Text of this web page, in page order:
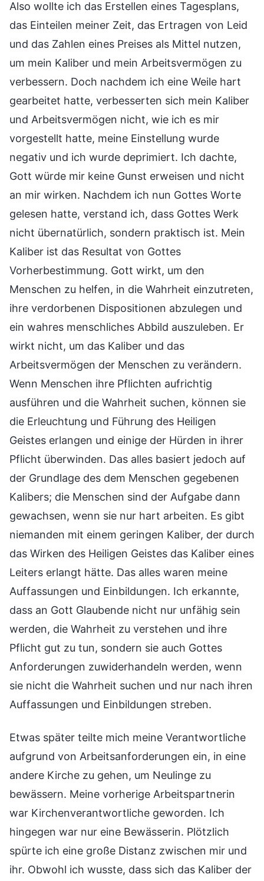
Also wollte ich das Erstellen eines Tagesplans,
das Einteilen meiner Zeit, das Ertragen von Leid
und das Zahlen eines Preises als Mittel nutzen,
um mein Kaliber und mein Arbeitsvermögen zu
verbessern. Doch nachdem ich eine Weile hart
gearbeitet hatte, verbesserten sich mein Kaliber
und Arbeitsvermögen nicht, wie ich es mir
vorgestellt hatte, meine Einstellung wurde
negativ und ich wurde deprimiert. Ich dachte,
Gott würde mir keine Gunst erweisen und nicht
an mir wirken. Nachdem ich nun Gottes Worte
gelesen hatte, verstand ich, dass Gottes Werk
nicht übernatürlich, sondern praktisch ist. Mein
Kaliber ist das Resultat von Gottes
Vorherbestimmung. Gott wirkt, um den
Menschen zu helfen, in die Wahrheit einzutreten,
ihre verdorbenen Dispositionen abzulegen und
ein wahres menschliches Abbild auszuleben. Er
wirkt nicht, um das Kaliber und das
Arbeitsvermögen der Menschen zu verändern.
Wenn Menschen ihre Pflichten aufrichtig
ausführen und die Wahrheit suchen, können sie
die Erleuchtung und Führung des Heiligen
Geistes erlangen und einige der Hürden in ihrer
Pflicht überwinden. Das alles basiert jedoch auf
der Grundlage des dem Menschen gegebenen
Kalibers; die Menschen sind der Aufgabe dann
gewachsen, wenn sie nur hart arbeiten. Es gibt
niemanden mit einem geringen Kaliber, der durch
das Wirken des Heiligen Geistes das Kaliber eines
Leiters erlangt hätte. Das alles waren meine
Auffassungen und Einbildungen. Ich erkannte,
dass an Gott Glaubende nicht nur unfähig sein
werden, die Wahrheit zu verstehen und ihre
Pflicht gut zu tun, sondern sie auch Gottes
Anforderungen zuwiderhandeln werden, wenn
sie nicht die Wahrheit suchen und nur nach ihren
Auffassungen und Einbildungen streben.
Etwas später teilte mich meine Verantwortliche
aufgrund von Arbeitsanforderungen ein, in eine
andere Kirche zu gehen, um Neulinge zu
bewässern. Meine vorherige Arbeitspartnerin
war Kirchenverantwortliche geworden. Ich
hingegen war nur eine Bewässerin. Plötzlich
spürte ich eine große Distanz zwischen mir und
ihr. Obwohl ich wusste, dass sich das Kaliber der